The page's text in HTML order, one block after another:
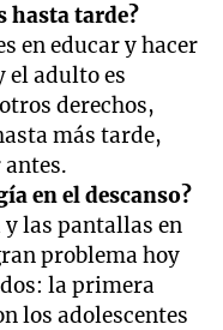
hasta tarde?
en educar y hacer
el adulto es
derechos,
más tarde,
en el descanso?
las pantallas en
problema hoy
la primera
los adolescentes